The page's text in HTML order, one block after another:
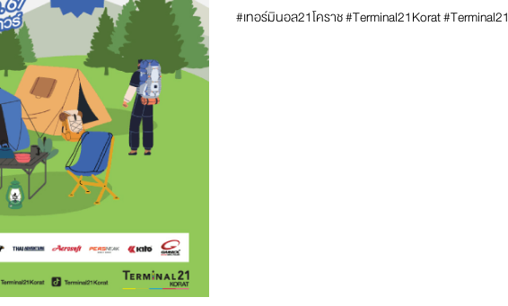
#เทอร์มินอล21โคราช #Terminal21Korat #Terminal21